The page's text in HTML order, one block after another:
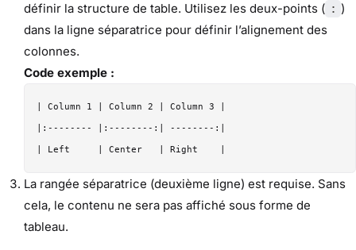
définir la structure de table. Utilisez les deux-points ( : )
dans la ligne séparatrice pour définir l’alignement des
colonnes.
Code exemple :
| Column 1 | Column 2 | Column 3 |
|:-------- |:--------:| --------:|
La rangée séparatrice (deuxième ligne) est requise. Sans
cela, le contenu ne sera pas affiché sous forme de
tableau.